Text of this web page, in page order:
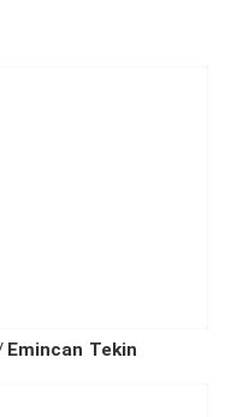
Emincan Tekin